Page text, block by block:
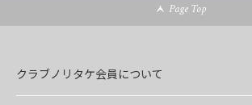
Page Top
クラブノリタケ会員について